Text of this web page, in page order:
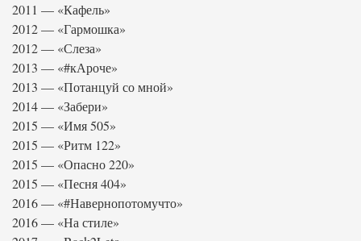
2011 — «Кафель»
2012 — «Гармошка»
2012 — «Слеза»
2013 — «#кАроче»
2013 — «Потанцуй со мной»
2014 — «Забери»
2015 — «Имя 505»
2015 — «Ритм 122»
2015 — «Опасно 220»
2015 — «Песня 404»
2016 — «#Навернопотомучто»
2016 — «На стиле»